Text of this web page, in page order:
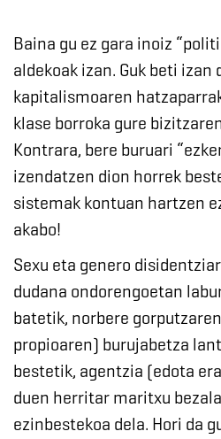
Baina gu ez gara inoiz
aldekoak izan. Guk beti izan
kapitalismoaren
klase borroka gure
Kontrara, bere buruari
izendatzen dion horrek
sistemak kontuan hartzen
akabo!
Sexu eta genero
dudana ondorengoetan
batetik, norbere
propioaren) burujabetza
bestetik, agentzia (edota
duen herritar maritxu
ezinbestekoa dela. Hori da